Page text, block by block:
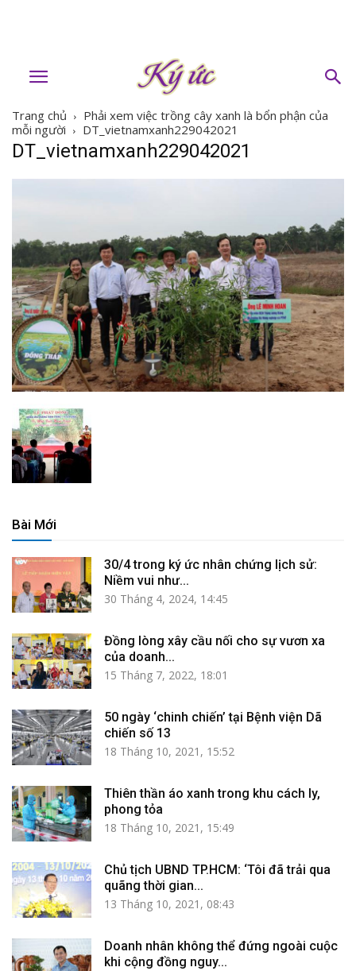
Trang chủ
Phải xem việc trồng cây xanh là bổn phận của
mỗi người
DT_vietnamxanh229042021
DT_vietnamxanh229042021
Bài Mới
30/4 trong ký ức nhân chứng lịch sử:
Niềm vui như...
30 Tháng 4, 2024, 14:45
Đồng lòng xây cầu nối cho sự vươn xa
của doanh...
15 Tháng 7, 2022, 18:01
50 ngày ‘chinh chiến’ tại Bệnh viện Dã
chiến số 13
18 Tháng 10, 2021, 15:52
Thiên thần áo xanh trong khu cách ly,
phong tỏa
18 Tháng 10, 2021, 15:49
Chủ tịch UBND TP.HCM: ‘Tôi đã trải qua
quãng thời gian...
13 Tháng 10, 2021, 08:43
Doanh nhân không thể đứng ngoài cuộc
khi cộng đồng nguy...